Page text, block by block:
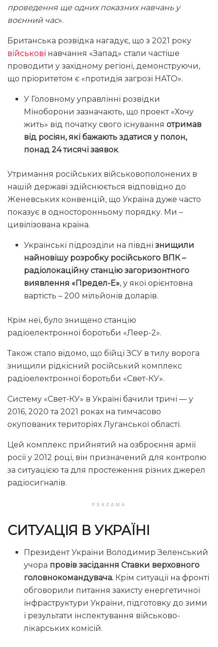
проведення ще одних показних навчань у
воєнний час».
Британська розвідка нагадує, що з 2021 року
військові навчання «Запад» стали частіше
проводити у західному регіоні, демонструючи,
що пріоритетом є «протидія загрозі НАТО».
У Головному управлінні розвідки
Міноборони зазначають, що проект «Хочу
жить» від початку свого існуванняотримав
від росіян, які бажають здатися у полон,
понад 24 тисячі заявок.
Утримання російських військовополонених в
нашій державі здійснюється відповідно до
Женевських конвенцій, що Україна дуже часто
показує в односторонньому порядку. Ми –
цивілізована країна.
Українські підрозділи на півднізнищили
найновішу розробку російського ВПК –
радіолокаційну станцію загоризонтного
виявлення «Предел-Е», у якої орієнтовна
вартість – 200 мільйонів доларів.
Крім неї, було знищено станцію
радіоелектронної боротьби «Леер-2».
Також стало відомо, що бійці ЗСУ в тилу ворога
знищили рідкісний російський комплекс
радіоелектронної боротьби «Свет-КУ».
Систему «Свет-КУ» в Україні бачили тричі — у
2016, 2020 та 2021 роках на тимчасово
окупованих територіях Луганської області.
Цей комплекс прийнятий на озброєння армії
росії у 2012 році, він призначений для контролю
за ситуацією та для простеження різних джерел
радіосигналів.
РЕКЛАМА
СИТУАЦІЯ В УКРАЇНІ
Президент України Володимир Зеленський
учора провів засідання Ставки верховного
головнокомандувача. Крім ситуації на фронті
обговорили питання захисту енергетичної
інфраструктури України, підготовку до зими
і результати інспектування військово-
лікарських комісій.